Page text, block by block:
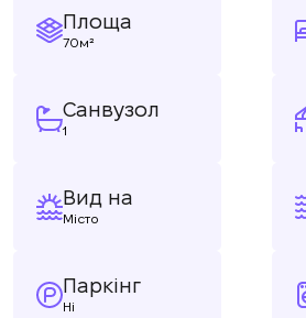
Площа
70м²
Санвузол
1
Вид на
Місто
Паркінг
Ні